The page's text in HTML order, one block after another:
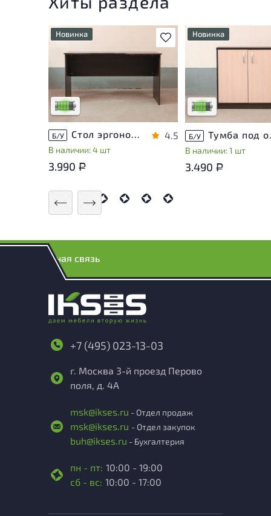
В избранное
Новинка
У товара присутствуют
незначительные следы
эксплуатации, не влияющие
на удобство его
использования
Низкая степень износа
Б/У Стол эргономичный ЛДСП Венге
В наличии: 4 шт
4.5
3.990 Р
Новинка
У товара
незначительные
эксплуатации, не
на удобство его
Низкая степень
Б/У
В наличии: 1 шт
3.490 Р
Обратная связь
+7 (495) 023-13-03
г. Москва 3-й проезд Перово
поля, д. 4А
msk@ikses.ru - Отдел продаж
msk@ikses.ru - Отдел закупок
buh@ikses.ru - Бухгалтерия
пн - пт: 10:00 - 19:00
сб - вс: 10:00 - 17:00